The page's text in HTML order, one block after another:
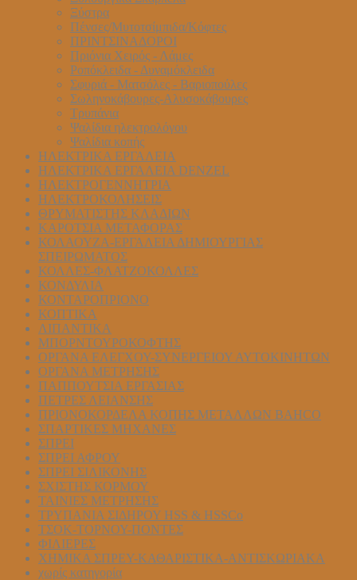
Ξύστρα
Πένσες/Μυτοτσίμπιδα/Κόφτες
ΠΡΙΝΤΣΙΝΑΔΟΡΟΙ
Πριόνια Χειρός - Λάμες
Ροπόκλειδα - Δυναμόκλειδα
Σφυριά - Ματσόλες - Βαριοπούλες
Σωληνοκάβουρες-Αλυσοκάβουρες
Τρυπάνια
Ψαλίδια ηλεκτρολόγου
Ψαλίδια κοπής
ΗΛΕΚΤΡΙΚΑ ΕΡΓΑΛΕΙΑ
ΗΛΕΚΤΡΙΚΑ ΕΡΓΑΛΕΙΑ DENZEL
ΗΛΕΚΤΡΟΓΕΝΝΗΤΡΙΑ
ΗΛΕΚΤΡΟΚΟΛΗΣΕΙΣ
ΘΡΥΜΑΤΙΣΤΗΣ ΚΛΑΔΙΩΝ
ΚΑΡΟΤΣΙΑ ΜΕΤΑΦΟΡΑΣ
ΚΟΛΑΟΥΖΑ-ΕΡΓΑΛΕΙΑ ΔΗΜΙΟΥΡΓΙΑΣ
ΣΠΕΙΡΩΜΑΤΟΣ
ΚΟΛΛΕΣ-ΦΛΑΤΖΟΚΟΛΛΕΣ
ΚΟΝΔΥΛΙΑ
ΚΟΝΤΑΡΟΠΡΙΟΝΟ
ΚΟΠΤΙΚΑ
ΛΙΠΑΝΤΙΚΑ
ΜΠΟΡΝΤΟΥΡΟΚΟΦΤΗΣ
ΟΡΓΑΝΑ ΕΛΕΓΧΟΥ-ΣYΝΕΡΓΕΙΟΥ ΑΥΤΟΚΙΝΗΤΩΝ
ΟΡΓΑΝΑ ΜΕΤΡΗΣΗΣ
ΠΑΠΠΟΥΤΣΙΑ ΕΡΓΑΣΙΑΣ
ΠΕΤΡΕΣ ΛΕΙΑΝΣΗΣ
ΠΡΙΟΝΟΚΟΡΔΕΛΑ ΚΟΠΗΣ ΜΕΤΑΛΛΩΝ BAHCO
ΣΠΑΡΤΙΚΕΣ ΜΗΧΑΝΕΣ
ΣΠΡΕΙ
ΣΠΡΕΙ ΑΦΡΟΥ
ΣΠΡΕΙ ΣΙΛΙΚΟΝΗΣ
ΣΧΙΣΤΗΣ ΚΟΡΜΟΥ
ΤΑΙΝΙΕΣ ΜΕΤΡΗΣΗΣ
ΤΡΥΠΑΝΙΑ ΣΙΔΗΡΟΥ HSS & HSSCo
ΤΣΟΚ-ΤΟΡΝΟΥ-ΠΟΝΤΕΣ
ΦΙΛΙΕΡΕΣ
ΧΗΜΙΚΑ ΣΠΡΕΥ-ΚΑΘΑΡΙΣΤΙΚΑ-ΑΝΤΙΣΚΩΡΙΑΚΑ
χωρίς κατηγορία